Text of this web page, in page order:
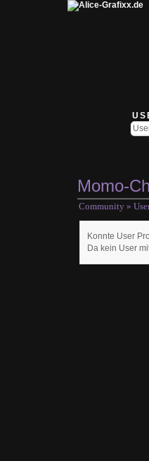
Momo-
Community»
Konnte User
Da kein User